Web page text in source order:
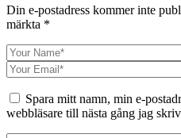
Din e-postadress kommer inte
märkta *
Spara mitt namn, min e-
webbläsare till nästa gång jag